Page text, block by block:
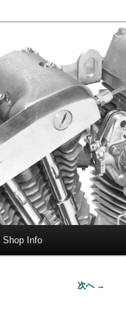
ーロードマ
Shop Info
次へ →